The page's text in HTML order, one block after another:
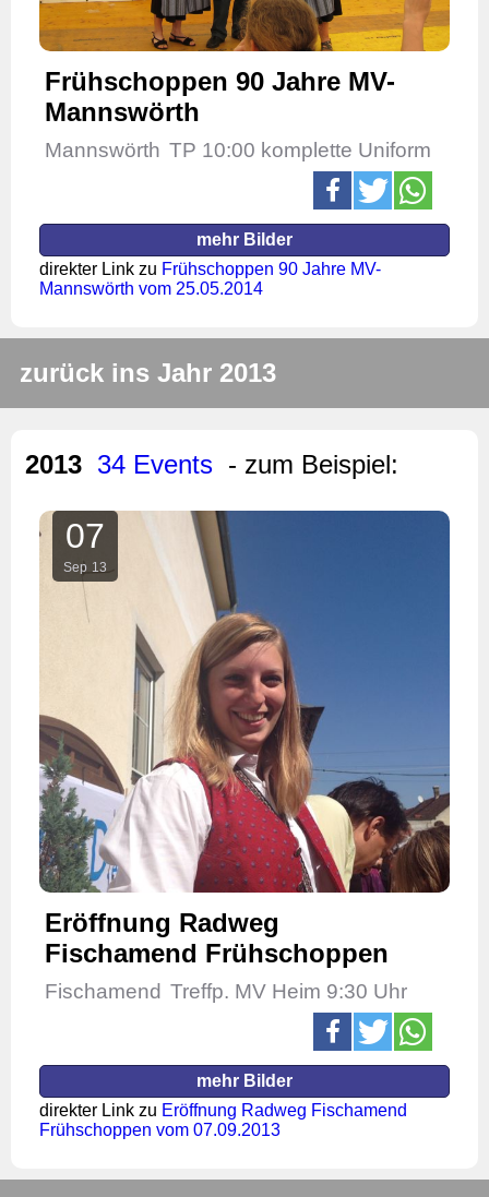
Frühschoppen 90 Jahre MV-
Mannswörth
Mannswörth TP 10:00 komplette Uniform
mehr Bilder
direkter Link zu Frühschoppen 90 Jahre MV-
Mannswörth vom 25.05.2014
zurück ins Jahr 2013
2013 34 Events - zum Beispiel:
07
Sep 13
Eröffnung Radweg
Fischamend Frühschoppen
Fischamend Treffp. MV Heim 9:30 Uhr
mehr Bilder
direkter Link zu Eröffnung Radweg Fischamend
Frühschoppen vom 07.09.2013